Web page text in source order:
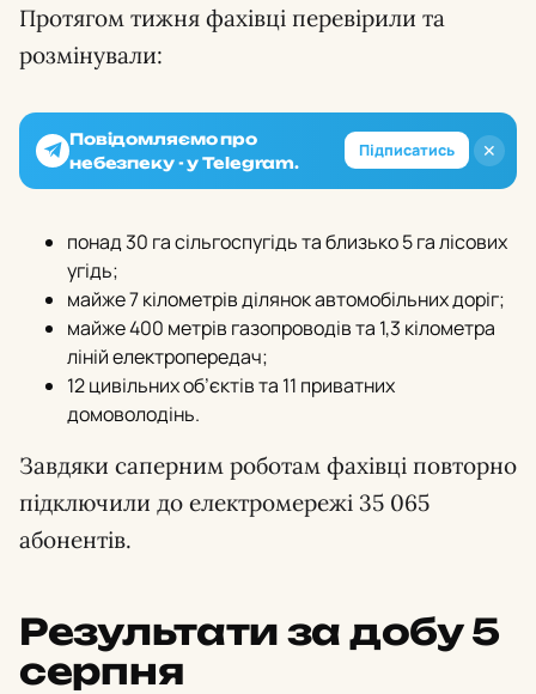
Протягом тижня фахівці перевірили та
розмінували:
✕
Повідомляємо про
небезпеку - у Telegram.
Підписатись
понад 30 га сільгоспугідь та близько 5 га лісових
угідь;
майже 7 кілометрів ділянок автомобільних доріг;
майже 400 метрів газопроводів та 1,3 кілометра
ліній електропередач;
12 цивільних об’єктів та 11 приватних
домоволодінь.
Завдяки саперним роботам фахівці повторно
підключили до електромережі 35 065
абонентів.
Результати за добу 5
серпня